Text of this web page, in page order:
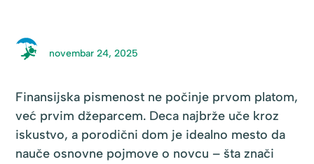
novembar 24, 2025
Finansijska pismenost ne počinje prvom platom,
već prvim džeparcem. Deca najbrže uče kroz
iskustvo, a porodični dom je idealno mesto da
nauče osnovne pojmove o novcu – šta znači